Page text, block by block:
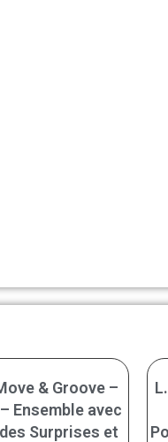
& Groove –
Ensemble avec
Surprises et